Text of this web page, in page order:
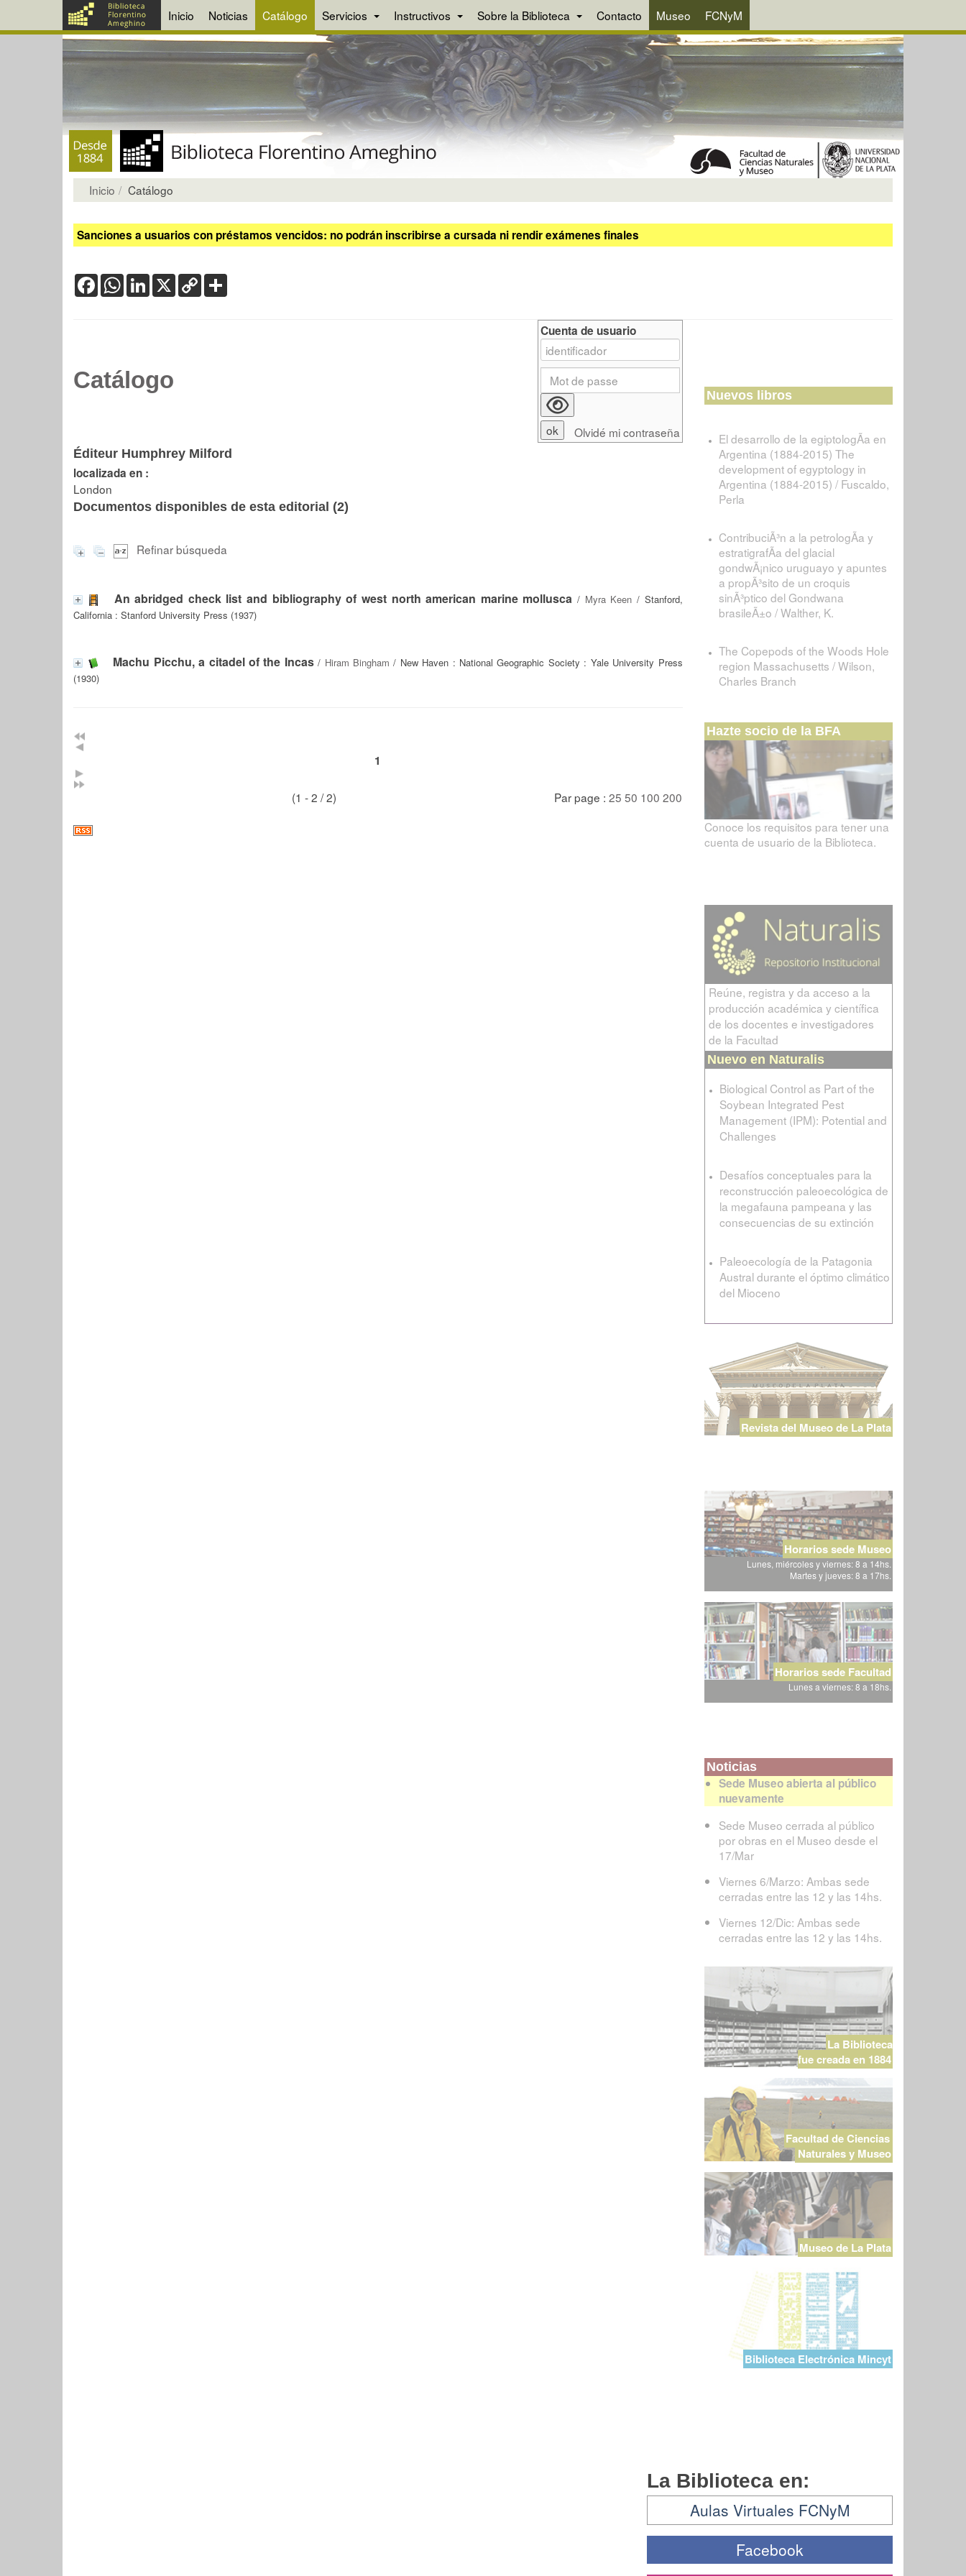
Inicio Noticias Catálogo Servicios Instructivos Sobre la Biblioteca Contacto Museo FCNyM
Inicio Catálogo
Sanciones a usuarios con préstamos vencidos: no podrán inscribirse a cursada ni rendir exámenes finales
FacebookWhatsApp
LinkedIn
X Copy
Link
Catálogo
Éditeur Humphrey Milford
localizada en :
London
Documentos disponibles de esta editorial (2)
Refinar búsqueda
An abridged check list and bibliography of west north american marine mollusca / Myra Keen / Stanford,
California : Stanford University Press (1937)
Machu Picchu, a citadel of the Incas/ Hiram Bingham / New Haven : National Geographic Society : Yale University Press
(1930)
1
(1 - 2 / 2) Par page : 25 50 100 200
Cuenta de usuario
Olvidé mi contraseña
Nuevos libros
El desarrollo de la egiptologÃ­a en
Argentina (1884-2015) The
development of egyptology in
Argentina (1884-2015) / Fuscaldo,
Perla
ContribuciÃ³n a la petrologÃ­a y
estratigrafÃ­a del glacial
gondwÃ¡nico uruguayo y apuntes
a propÃ³sito de un croquis
sinÃ³ptico del Gondwana
brasileÃ±o / Walther, K.
The Copepods of the Woods Hole
region Massachusetts / Wilson,
Charles Branch
Hazte socio de la BFA
Conoce los requisitos para tener una
cuenta de usuario de la Biblioteca.
Reúne, registra y da acceso a la
producción académica y científica
de los docentes e investigadores
de la Facultad
Nuevo en Naturalis
Biological Control as Part of the
Soybean Integrated Pest
Management (IPM): Potential and
Challenges
Desafíos conceptuales para la
reconstrucción paleoecológica de
la megafauna pampeana y las
consecuencias de su extinción
Paleoecología de la Patagonia
Austral durante el óptimo climático
del Mioceno
Revista del Museo de La Plata
Horarios sede Museo
Lunes, miércoles y viernes: 8 a 14hs.
Martes y jueves: 8 a 17hs.
Horarios sede Facultad
Lunes a viernes: 8 a 18hs.
Noticias
Sede Museo abierta al público
nuevamente
Sede Museo cerrada al público
por obras en el Museo desde el
17/Mar
Viernes 6/Marzo: Ambas sede
cerradas entre las 12 y las 14hs.
Viernes 12/Dic: Ambas sede
cerradas entre las 12 y las 14hs.
La Biblioteca
fue creada en 1884
Facultad de Ciencias
Naturales y Museo
Museo de La Plata
Biblioteca Electrónica Mincyt
La Biblioteca en:
Aulas Virtuales FCNyM
Facebook